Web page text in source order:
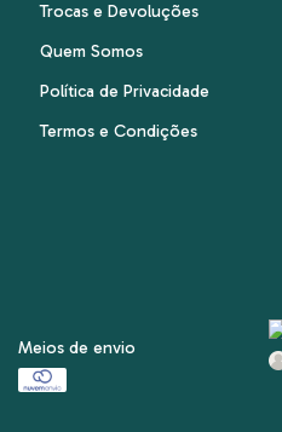
Trocas e Devoluções
Quem Somos
Política de Privacidade
Termos e Condições
Meios de envio